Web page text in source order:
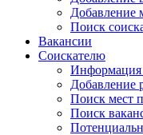
Добавление
Поиск
Вакансии
Соискателю
Информация
Добавление
Поиск мест
Поиск